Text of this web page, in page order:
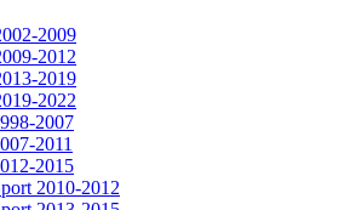
2009
2012
2019
2022
2007
2011
2015
2010-2012